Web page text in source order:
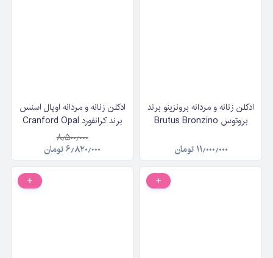
ادکلن زنانه و مردانه برونزینو برند
بروتوس Brutus Bronzino
۱۱٫۰۰۰٫۰۰۰ تومان
ادکلن زنانه و مردانه اوپال اسنس
برند کرانفورد Cranford Opal
Essence حجم ۱۰۰ میلی‌لیتر۸٫۵۰۰٫۰۰۰
۶٫۸۲۰٫۰۰۰تومان